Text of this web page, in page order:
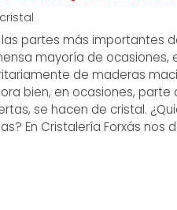
partes más importantes
mayoría de ocasiones,
de maderas
bien, en ocasiones, parte
se hacen de cristal.
En Cristalería Forxás nos